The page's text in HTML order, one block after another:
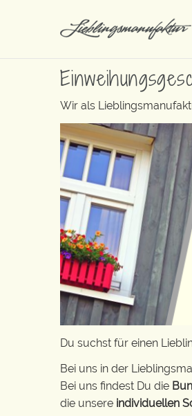
Wir als
Du suchst für einen
Bei uns in der
Bei uns findest Du die
die unsere individuellen